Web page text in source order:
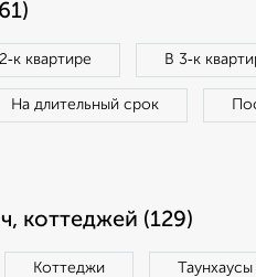
квартире В 3‑к
На длительный срок
коттеджей (129)
Коттеджи Таунхаусы